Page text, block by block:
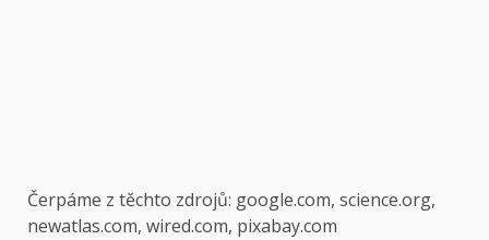
Čerpáme z těchto zdrojů: google.com, science.org,
newatlas.com, wired.com, pixabay.com